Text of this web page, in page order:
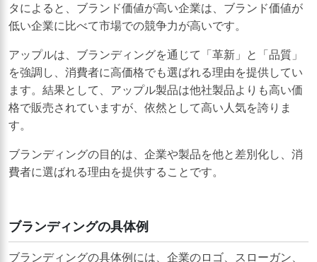
タによると、ブランド価値が高い企業は、ブランド価値が
低い企業に比べて市場での競争力が高いです。
アップルは、ブランディングを通じて「革新」と「品質」
を強調し、消費者に高価格でも選ばれる理由を提供してい
ます。結果として、アップル製品は他社製品よりも高い価
格で販売されていますが、依然として高い人気を誇りま
す。
ブランディングの目的は、企業や製品を他と差別化し、消
費者に選ばれる理由を提供することです。
ブランディングの具体例
ブランディングの具体例には、企業のロゴ、スローガン、